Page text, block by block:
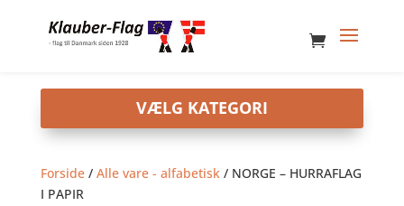
Forside/ Alle vare - alfabetisk/ NORGE – HURRAFLAG
I PAPIR